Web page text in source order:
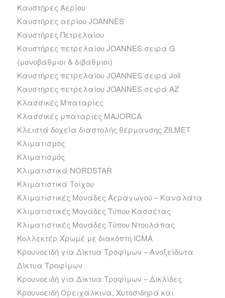
Καυστήρες Αερίου
Καυστήρες αερίου JOANNES
Καυστήρες Πετρελαίου
Καυστήρες πετρελαίου JOANNES σειρά G
(μονοβάθμιοι & διβάθμιοι)
Καυστήρες πετρελαίου JOANNES σειρά Joil
Καυστήρες πετρελαίου JOANNES σειρά ΑΖ
Κλασσικές Μπαταρίες
Κλασσικές μπαταρίες MAJORCA
Κλειστά δοχεία διαστολής θέρμανσης ZILMET
Κλιματισμός
Κλιματισμός
Κλιματιστικά NORDSTAR
Κλιματιστικά Τοίχου
Κλιματιστικές Μονάδες Αεραγωγού – Καναλάτα
Κλιματιστικές Μονάδες Τύπου Κασσέτας
Κλιματιστικές Μονάδες Τύπου Ντουλάπας
Κολλεκτέρ Χρωμέ με διακόπτη ICMA
Κρουνοειδή για Δίκτυα Τροφίμων – Ανοξείδωτα
Δίκτυα Τροφίμων
Κρουνοειδή για Δίκτυα Τροφίμων – Δικλίδες
Κρουνοειδή Ορειχάλκινα, Χυτοσιδηρά και